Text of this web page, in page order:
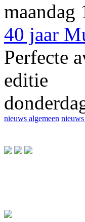
maandag
40 jaar
Perfecte
editie
nieuws algemeen